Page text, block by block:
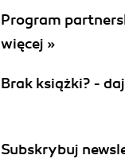
Program
więcej »
Brak książki? -
Subskrybuj